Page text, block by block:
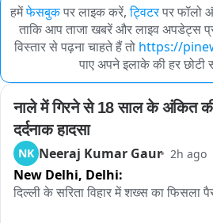
हमेंफेसबुकपर लाइक करें, ट्विटरपर फॉलो
ताकि आप ताजा खबरें और लाइव अपडेट्स
विस्तार से पढ़ना चाहते हैं तो https://
पाए अपने इलाके की हर छोटी
नाले में गिरने से 18 साल के अंकित की
दर्दनाक हादसा
NK Neeraj Kumar Gaur 2h ago
New Delhi, Delhi:
दिल्ली के सरिता विहार में शख्स का फिसला